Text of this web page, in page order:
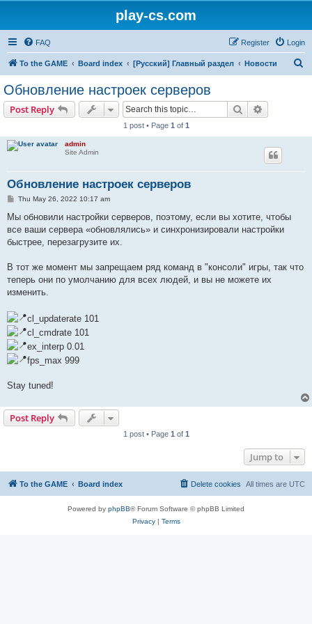
play-cs.com
FAQ Login
Register
To the GAME Board index [Русский] Главный раздел Новости
Обновление настроек серверов
Post Reply Search
1 post • Page 1 of 1
admin
Site Admin
Обновление настроек серверов
P
s
Thu May 26, 2022 10:17 am
Мы обновили настройки серверов, поэтому, если вы хотите, чтобы
все ваши сервера «обновлялись» и синхронизировали настройки
быстрее, перезагрузите их.
В тот же момент мы запрещаем ряд команд в "консоли" игры, так что
теперь они по умолчанию для всех людей, и вы не можете их
изменить.
cl_updaterate 101
cl_cmdrate 101
ex_interp 0.01
fps_max 999
Stay tuned!
Post Reply
1 post • Page 1 of 1
Jump to
To the GAME Board index All times are UTC
Delete cookies
Powered by phpBB® Forum Software © phpBB Limited
Privacy| Terms